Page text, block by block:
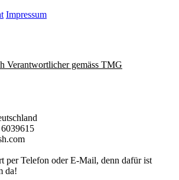
Impressum
Verantwortlicher gemäss TMG
per Telefon oder E-Mail, denn dafür ist
da!